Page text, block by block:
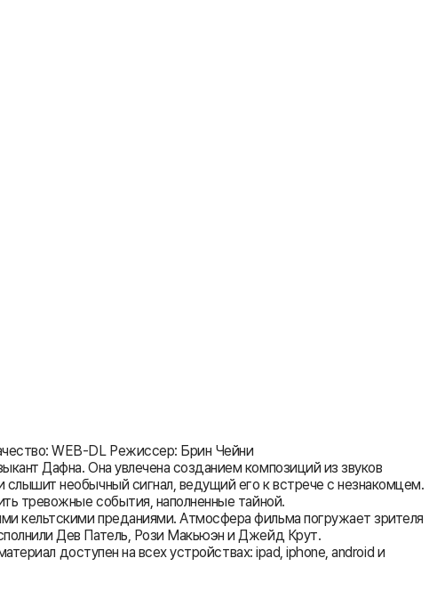
WEB-DL Режиссер: Брин Чейни
Дафна. Она увлечена созданием композиций из звуков
необычный сигнал, ведущий его к встрече с незнакомцем.
тревожные события, наполненные тайной.
кельтскими преданиями. Атмосфера фильма погружает зрителя
Дев Патель, Рози Макьюэн и Джейд Крут.
доступен на всех устройствах: ipad, iphone, android и